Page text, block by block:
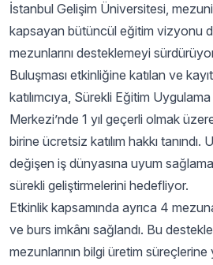
İstanbul Gelişim Üniversitesi,
kapsayan bütüncül eğitim vizyonu
mezunlarını desteklemeyi
Buluşması etkinliğine katılan ve
katılımcıya, Sürekli Eğitim
Merkezi’nde 1 yıl geçerli olmak
birine ücretsiz katılım hakkı tanındı.
değişen iş dünyasına uyum
sürekli geliştirmelerini hedefliyor.
Etkinlik kapsamında ayrıca 4
ve burs imkânı sağlandı. Bu
mezunlarının bilgi üretim süreçlerine